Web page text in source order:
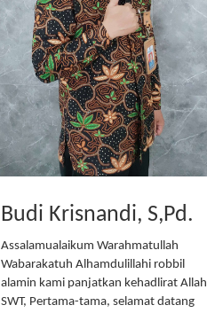
Budi Krisnandi, S,Pd.
Assalamualaikum Warahmatullah
Wabarakatuh Alhamdulillahi robbil
alamin kami panjatkan kehadlirat Allah
SWT, Pertama-tama, selamat datang